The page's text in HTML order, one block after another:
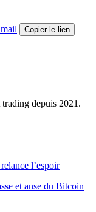
Copier le lien
depuis 2021.
l’espoir
et anse du Bitcoin